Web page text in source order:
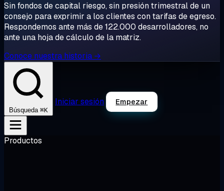
Sin fondos de capital riesgo, sin presión trimestral de un
consejo para exprimir a los clientes con tarifas de egreso.
Respondemos ante más de 122.000 desarrolladores, no
ante una hoja de cálculo de la matriz.
Conoce nuestra historia →
Búsqueda ⌘K
Iniciar sesión Empezar
Productos